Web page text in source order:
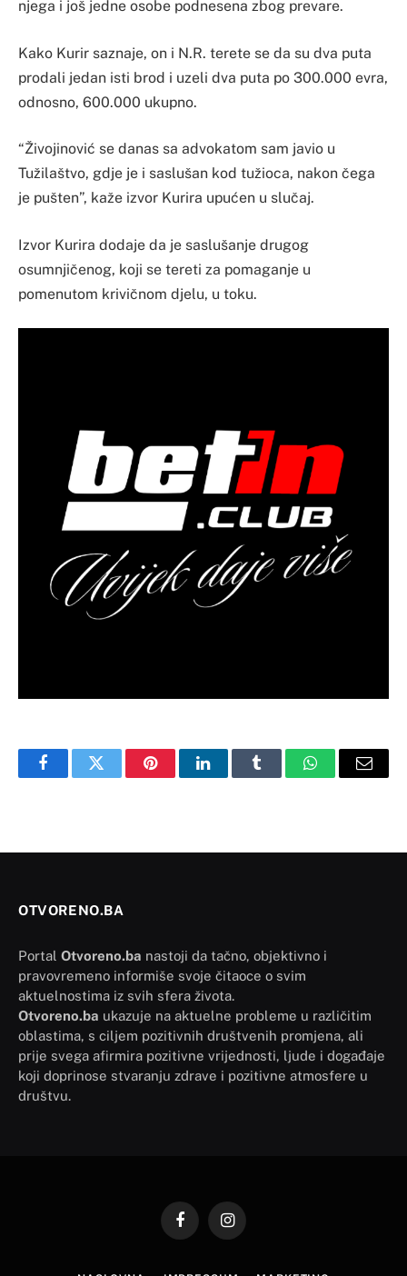
njega i još jedne osobe podnesena zbog prevare.
Kako Kurir saznaje, on i N.R. terete se da su dva puta
prodali jedan isti brod i uzeli dva puta po 300.000 evra,
odnosno, 600.000 ukupno.
“Živojinović se danas sa advokatom sam javio u
Tužilaštvo, gdje je i saslušan kod tužioca, nakon čega
je pušten”, kaže izvor Kurira upućen u slučaj.
Izvor Kurira dodaje da je saslušanje drugog
osumnjičenog, koji se tereti za pomaganje u
pomenutom krivičnom djelu, u toku.
FacebookTwitter PinterestLinkedInTumblr WhatsAppEmail
OTVORENO.BA
Portal Otvoreno.ba nastoji da tačno, objektivno i
pravovremeno informiše svoje čitaoce o svim
aktuelnostima iz svih sfera života.
Otvoreno.ba ukazuje na aktuelne probleme u različitim
oblastima, s ciljem pozitivnih društvenih promjena, ali
prije svega afirmira pozitivne vrijednosti, ljude i događaje
koji doprinose stvaranju zdrave i pozitivne atmosfere u
društvu.
FacebookInstagram